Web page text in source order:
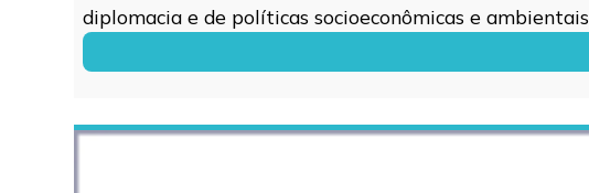
diplomacia e de políticas socioeconômicas e ambientais